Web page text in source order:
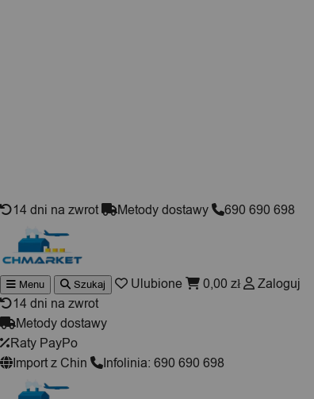
14 dni na zwrot Metody dostawy 690 690 698
Menu Szukaj Ulubione 0,00 zł
Zaloguj
14 dni na zwrot
Metody dostawy
Raty PayPo
Import z Chin
Infolinia: 690 690 698